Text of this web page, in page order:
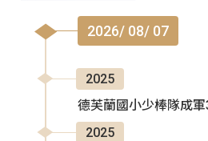
2026/ 08/ 07
2025
德芙蘭國小少棒隊成
2025